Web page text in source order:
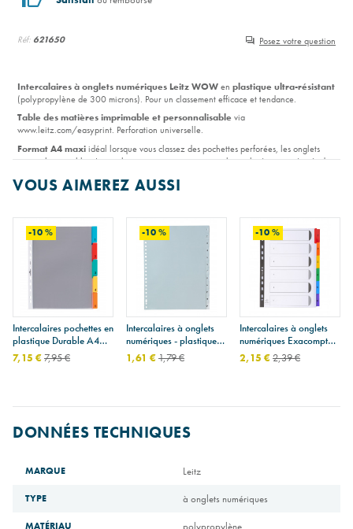
Réf: 621650 Posez votre question
Intercalaires à onglets numériques Leitz WOWen plastique ultra-résistant
(polypropylène de 300 microns). Pour un classement efficace et tendance.
Table des matières imprimable et personnalisable via
www.leitz.com/easyprint. Perforation universelle.
Format A4 maxiidéal lorsque vous classez des pochettes perforées, les onglets
restent bien visibles. Intercalaires transparents avec onglets colorés et numérotés de
VOUS AIMEREZ AUSSI
-10 %
Intercalaires pochettes en
plastique Durable A4
maxi
7,15 €7,95 €
-10 %
Intercalaires à onglets
numériques - plastique
gris - A4
1,61 €1,79 €
-10 %
Intercalaires à onglets
numériques Exacompta -
carton - A4
2,15 €2,39 €
DONNÉES TECHNIQUES
MARQUE Leitz
TYPE à onglets numériques
MATÉRIAU